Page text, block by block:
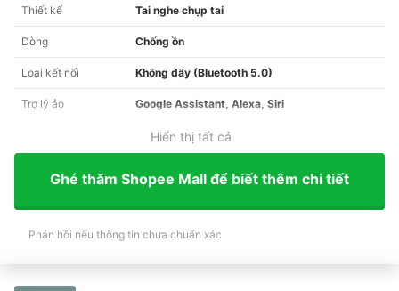
Thiết kế Tai nghe chụp tai
Dòng Chống ồn
Loại kết nối Không dây (Bluetooth 5.0)
Trợ lý ảo Google Assistant, Alexa, Siri
Hiển thị tất cả
Ghé thăm Shopee Mall để biết thêm chi tiết
Phản hồi nếu thông tin chưa chuẩn xác